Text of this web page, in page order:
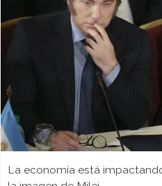
La economía está